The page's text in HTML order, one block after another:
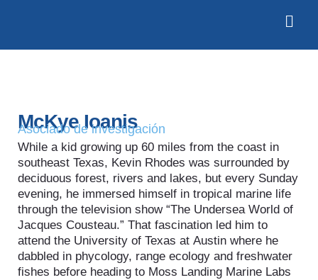
McKye Ioanis
Asociado de investigación
While a kid growing up 60 miles from the coast in
southeast Texas, Kevin Rhodes was surrounded by
deciduous forest, rivers and lakes, but every Sunday
evening, he immersed himself in tropical marine life
through the television show “The Undersea World of
Jacques Cousteau.” That fascination led him to
attend the University of Texas at Austin where he
dabbled in phycology, range ecology and freshwater
fishes before heading to Moss Landing Marine Labs